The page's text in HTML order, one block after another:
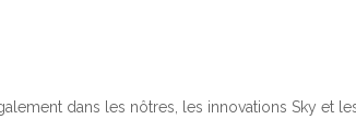
dans les nôtres, les innovations Sky et